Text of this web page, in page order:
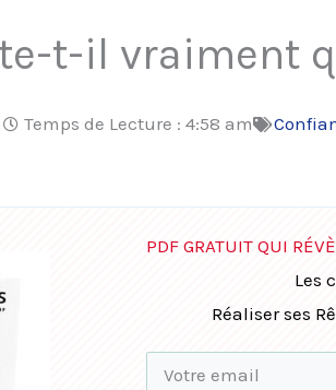
t-il vraiment
Temps de Lecture : 4:58 am
PDF GRATUIT QUI
Les
Réaliser ses